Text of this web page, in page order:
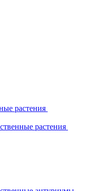
растения
растения